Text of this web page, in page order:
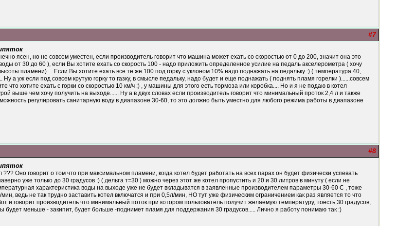
#7
ясен, но не совсем уместен, если производитель говорит что машина может ехать со скоростью от 0 до 200, значит она это
от 30 до 60 ), если Вы хотите ехать со скорость 100 - надо приложить определенное усилие на педаль акселерометра ( хочу
пламени).... Если Вы хотите ехать все те же 100 под горку с уклоном 10% надо поднажать на педальку :) ( температура 40,
Ну а уж если под совсем крутую горку то газку, в смысле педальку, надо будет и еще поднажать ( поднять пламя горелки )......совсем
что хотите ехать с горки со скоростью 10 км/ч :) , у машины для этого есть тормоза или коробка.... Но и я не подаю в котел
выше чем хочу получить на выходе...... Ну а в двух словах если производитель говорит что минимальный проток 2,4 л и также
регулировать санитарную воду в диапазоне 30-60, то это должно быть уместно для любого режима работы в диапазоне
#8
??? Оно говорит о том что при максимальном пламени, когда котел будет работать на всех парах он будет физически успевать
уже только до 30 градусов :) ( дельта т=30 ) можно через этот же котел пропустить и 20 и 30 литров в минуту ( если не
характеристика воды на выходе уже не будет вкладыватся в заявленные производителем параметры 30-60 С , тоже
ведь не так трудно заставить котел включатся и при 0,5л/мин, НО тут уже физическим ограничением как раз является то что
и говорит производитель что минимальный поток при котором пользователь получит желаемую температуру, тоесть 30 градусов,
будет меньше - закипит, будет больше -поднимет пламя для поддержания 30 градусов..... Лично я работу понимаю так :)